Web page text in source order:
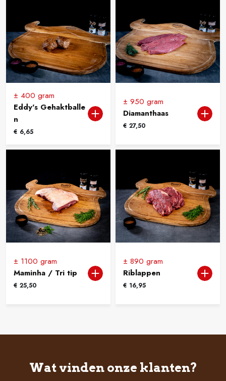
± 400 gram
Eddy's Gehaktballe
n
€ 6,65
± 950 gram
Diamanthaas
€ 27,50
± 1100 gram
Maminha / Tri tip
€ 25,50
± 890 gram
Riblappen
€ 16,95
Wat vinden onze klanten?